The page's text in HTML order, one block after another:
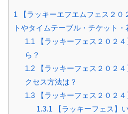
1 【ラッキーエフエムフェス２０
トやタイムテーブル・チケット・
1.1【ラッキーフェス２０２
ら？
1.2【ラッキーフェス２０２
クセス方法は？
1.3【ラッキーフェス２０２
1.3.1【ラッキーフェス】